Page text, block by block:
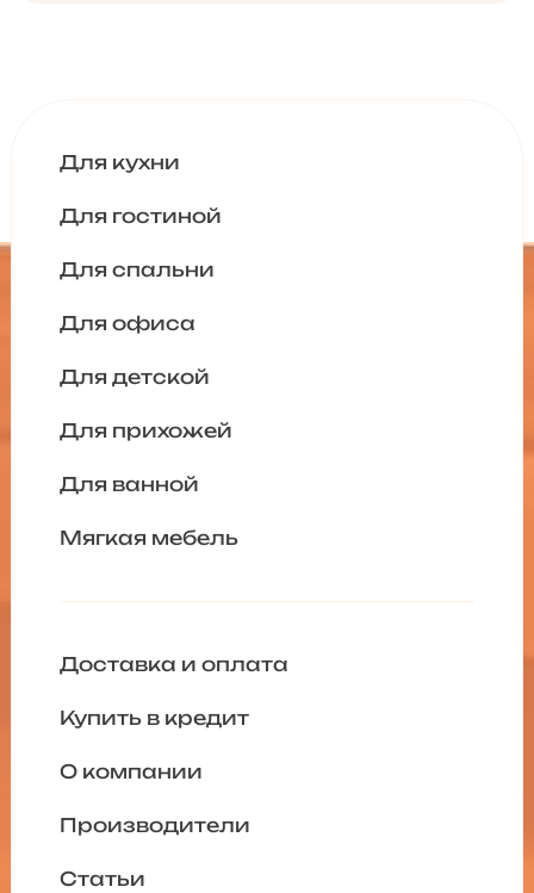
Для кухни
Для гостиной
Для спальни
Для офиса
Для детской
Для прихожей
Для ванной
Мягкая мебель
Доставка и оплата
Купить в кредит
О компании
Производители
Статьи